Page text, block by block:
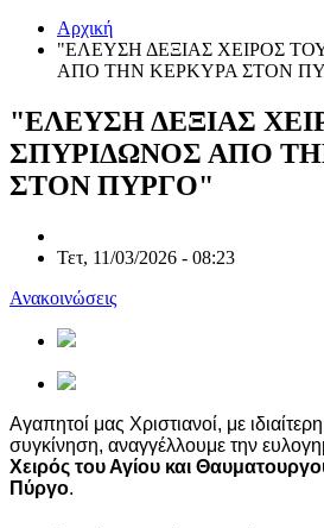
Αρχική
"ΕΛΕΥΣΗ ΔΕΞΙΑΣ ΧΕΙΡΟΣ
ΑΠΟ ΤΗΝ ΚΕΡΚΥΡΑ ΣΤΟΝ
"ΕΛΕΥΣΗ ΔΕΞΙΑΣ
ΣΠΥΡΙΔΩΝΟΣ ΑΠΟ
ΣΤΟΝ ΠΥΡΓΟ"
Τετ, 11/03/2026 - 08:23
Ανακοινώσεις
Αγαπητοί μας Χριστιανοί, με
συγκίνηση, αναγγέλλουμε την
Χειρός του Αγίου και
Πύργο.